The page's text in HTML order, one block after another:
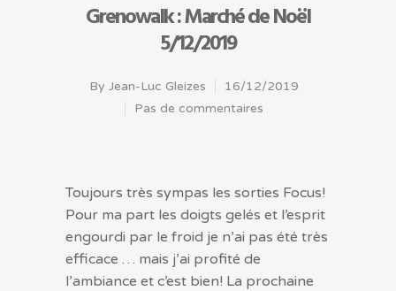
Grenowalk : Marché de Noël
5/12/2019
By Jean-Luc Gleizes
16/12/2019
Pas de commentaires
Toujours très sympas les sorties Focus!
Pour ma part les doigts gelés et l’esprit
engourdi par le froid je n’ai pas été très
efficace … mais j’ai profité de
l’ambiance et c’est bien! La prochaine